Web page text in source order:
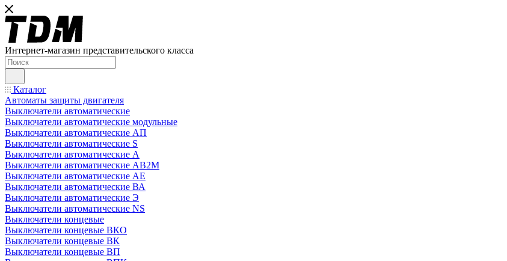
Интернет-магазин представительского класса
Каталог
Автоматы защиты двигателя
Выключатели автоматические
Выключатели автоматические модульные
Выключатели автоматические АП
Выключатели автоматические S
Выключатели автоматические А
Выключатели автоматические АВ2М
Выключатели автоматические АЕ
Выключатели автоматические ВА
Выключатели автоматические Э
Выключатели автоматические NS
Выключатели концевые
Выключатели концевые ВКО
Выключатели концевые ВК
Выключатели концевые ВП